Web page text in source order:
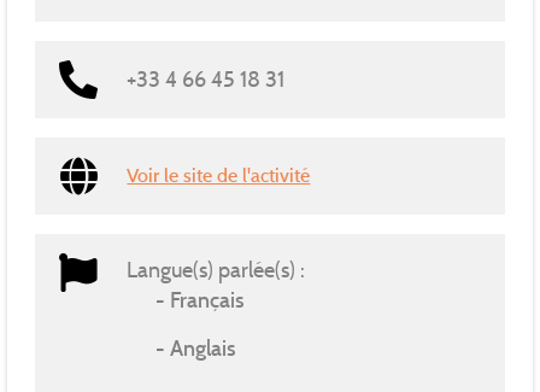
+33 4 66 45 18 31
Voir le site de l'activité
Langue(s) parlée(s) :
Français
Anglais